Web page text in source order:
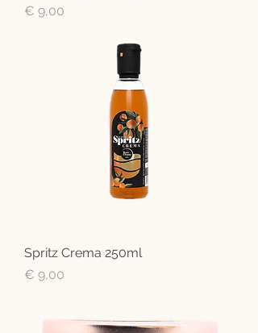
Preis
€ 9,00
Spritz Crema 250ml
Preis
€ 9,00